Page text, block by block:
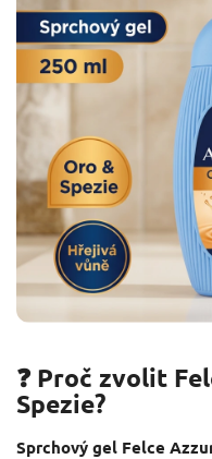
❓ Proč zvolit
Spezie?
Sprchový gel Felce